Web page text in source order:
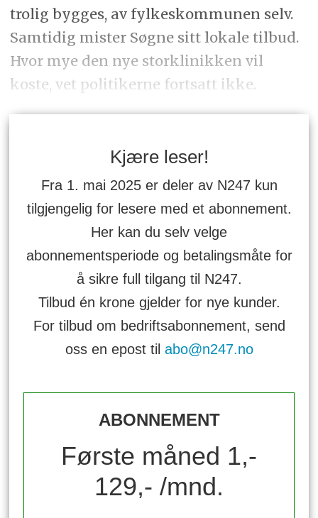
trolig bygges, av fylkeskommunen selv.
Samtidig mister Søgne sitt lokale tilbud.
Hvor mye den nye storklinikken vil
koste, vet politikerne fortsatt ikke.
Kjære leser!
Fra 1. mai 2025 er deler av N247 kun
tilgjengelig for lesere med et abonnement.
Her kan du selv velge
abonnementsperiode og betalingsmåte for
å sikre full tilgang til N247.
Tilbud én krone gjelder for nye kunder.
For tilbud om bedriftsabonnement, send
oss en epost til abo@n247.no
ABONNEMENT
Første måned 1,-
129,- /mnd.